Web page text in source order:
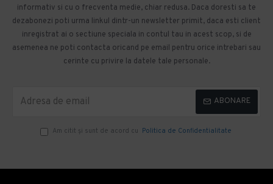
informativ si cu o frecventa medie, chiar redusa. Daca doresti sa te
dezabonezi poti urma linkul dintr-un newsletter primit, daca esti client
inregistrat ai o sectiune speciala in contul tau in acest scop, si de
asemenea ne poti contacta oricand pe email pentru orice intrebari sau
cerinte cu privire la datele tale personale.
ABONARE
Am citit şi sunt de acord cu Politica de Confidentialitate